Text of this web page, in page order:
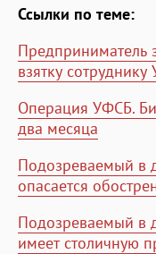
Ссылки по теме:
Предприниматель
взятку
Операция УФСБ.
два месяца
Подозреваемый в
опасается
Подозреваемый в
имеет столичную